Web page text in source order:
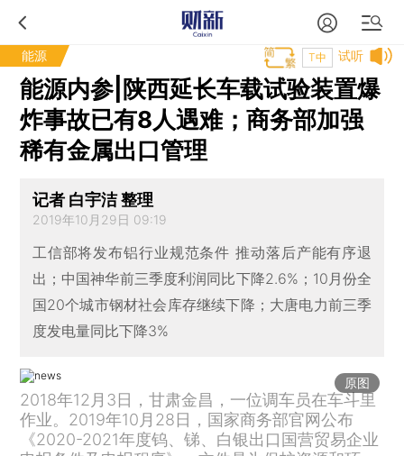
能源 试听
T中
能源内参|陕西延长车载试验装置爆
炸事故已有8人遇难；商务部加强
稀有金属出口管理
记者 白宇洁 整理
2019年10月29日 09:19
工信部将发布铝行业规范条件 推动落后产能有序退
出；中国神华前三季度利润同比下降2.6%；10月份全
国20个城市钢材社会库存继续下降；大唐电力前三季
度发电量同比下降3%
原图
2018年12月3日，甘肃金昌，一位调车员在车斗里
作业。2019年10月28日，国家商务部官网公布
《2020-2021年度钨、锑、白银出口国营贸易企业